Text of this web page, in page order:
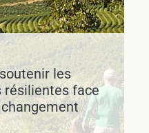
les
face